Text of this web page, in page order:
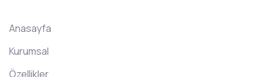
Anasayfa
Kurumsal
Özellikler